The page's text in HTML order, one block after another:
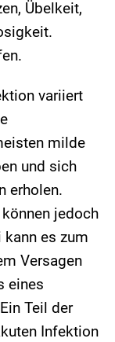
Übelkeit,
variiert
milde
und sich
erholen.
können jedoch
kann es zum
Versagen
eines
Teil der
Infektion